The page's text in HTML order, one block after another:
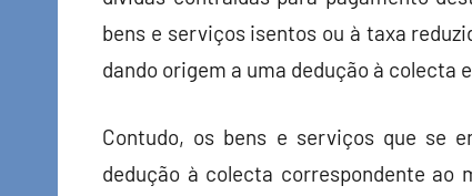
bens e serviços isentos ou à taxa
dando origem a uma dedução à colecta
Contudo, os bens e serviços que se
dedução à colecta correspondente ao